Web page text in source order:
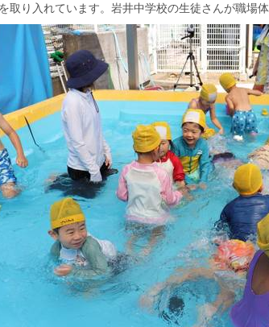
取り入れています。岩井中学校の生徒さんが職場